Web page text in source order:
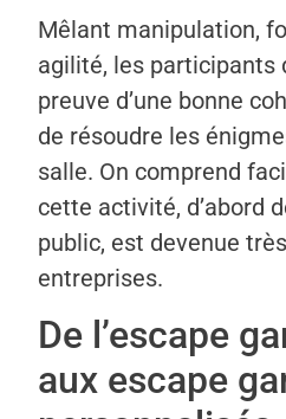
Mêlant manipulation,
agilité, les participants
preuve d’une bonne
de résoudre les
salle. On comprend
cette activité, d’abord
public, est devenue
entreprises.
De l’escape
aux escape